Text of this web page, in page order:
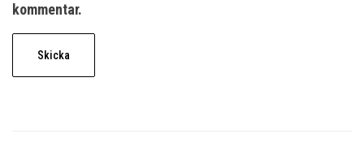
kommentar.